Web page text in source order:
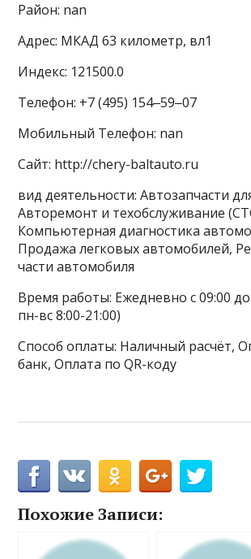
Район: nan
Адрес: МКАД 63 километр, вл1
Индекс: 121500.0
Телефон: +7 (495) 154‒59‒07
Мобильный Телефон: nan
Сайт: http://chery-baltauto.ru
вид деятельности: Автозапчасти
Авторемонт и техобслуживание
Компьютерная диагностика
Продажа легковых автомобилей,
части автомобиля
Время работы: Ежедневно с 09:00
пн-вс 8:00-21:00)
Способ оплаты: Наличный расчёт,
банк, Оплата по QR-коду
Похожие Записи: